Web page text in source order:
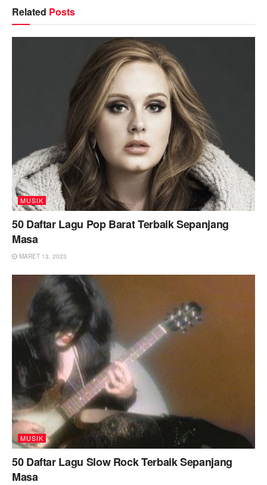
Related Posts
MUSIK
50 Daftar Lagu Pop Barat Terbaik Sepanjang
Masa
MARET 13, 2023
MUSIK
50 Daftar Lagu Slow Rock Terbaik Sepanjang
Masa